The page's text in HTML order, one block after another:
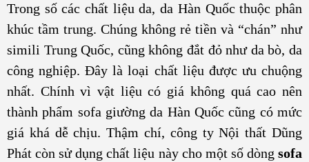
Trong số các chất liệu da, da Hàn Quốc thuộc phân
khúc tầm trung. Chúng không rẻ tiền và “chán” như
simili Trung Quốc, cũng không đắt đỏ như da bò, da
công nghiệp. Đây là loại chất liệu được ưu chuộng
nhất. Chính vì vật liệu có giá không quá cao nên
thành phẩm sofa giường da Hàn Quốc cũng có mức
giá khá dễ chịu. Thậm chí, công ty Nội thất Dũng
Phát còn sử dụng chất liệu này cho một số dòng sofa